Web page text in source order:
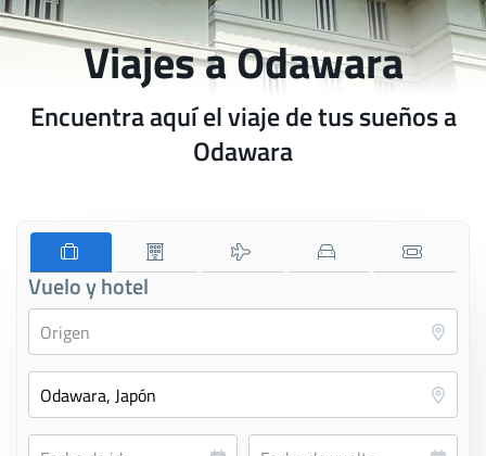
Viajes a Odawara
Encuentra aquí el viaje de tus sueños a
Odawara
Vuelo y hotel